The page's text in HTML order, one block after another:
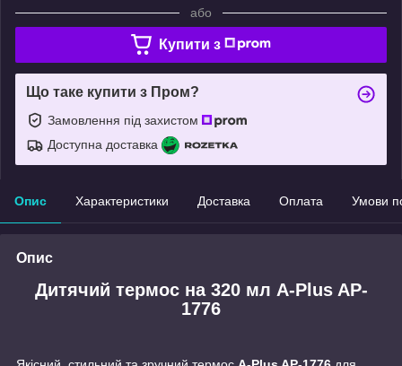
або
Купити з
Що таке купити з Пром?
Замовлення під захистом
Доступна доставка
Опис Характеристики Доставка Оплата Умови
Опис
Дитячий термос на 320 мл A-Plus AP-
1776